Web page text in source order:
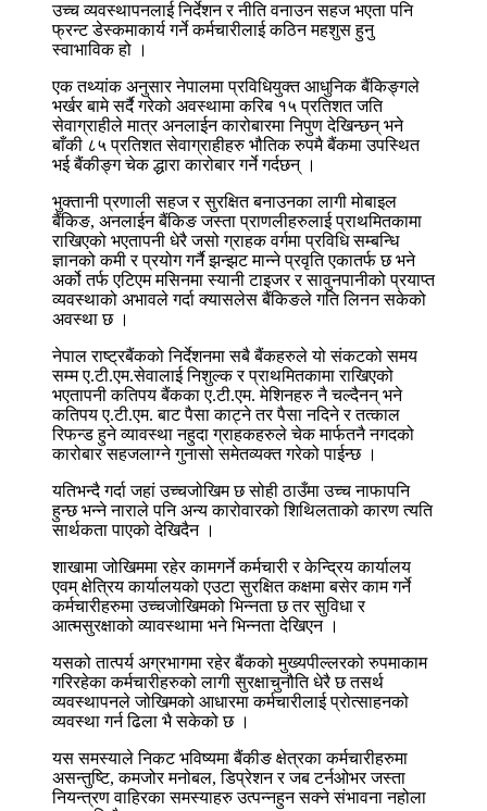
उच्च व्यवस्थापनलाई निर्देशन र नीति वनाउन सहज भएता पनि
फ्रन्ट डेस्कमाकार्य गर्ने कर्मचारीलाई कठिन महशुस हुनु
स्वाभाविक हो ।
एक तथ्यांक अनुसार नेपालमा प्रविधियुक्त आधुनिक बैंकिङ्गले
भर्खर बामे सर्दै गरेको अवस्थामा करिब १५ प्रतिशत जति
सेवाग्राहीले मात्र अनलाईन कारोबारमा निपुण देखिन्छन् भने
बाँकी ८५ प्रतिशत सेवाग्राहीहरु भौतिक रुपमै बैंकमा उपस्थित
भई बैंकीङ्ग चेक द्धारा कारोबार गर्ने गर्दछन् ।
भुक्तानी प्रणाली सहज र सुरक्षित बनाउनका लागी मोबाइल
बैंकिङ, अनलाईन बैंकिङ जस्ता प्राणलीहरुलाई प्राथमितकामा
राखिएको भएतापनी धेरै जसो ग्राहक वर्गमा प्रविधि सम्बन्धि
ज्ञानको कमी र प्रयोग गर्नै झन्झट मान्ने प्रवृति एकातर्फ छ भने
अर्को तर्फ एटिएम मसिनमा स्यानी टाइजर र सावुनपानीको प्रयाप्त
व्यवस्थाको अभावले गर्दा क्यासलेस बैंकिङले गति लिनन सकेको
अवस्था छ ।
नेपाल राष्ट्रबैंकको निर्देशनमा सबै बैंकहरुले यो संकटको समय
सम्म ए.टी.एम.सेवालाई निशुल्क र प्राथमितकामा राखिएको
भएतापनी कतिपय बैंकका ए.टी.एम. मेशिनहरु नै चल्दैनन् भने
कतिपय ए.टी.एम. बाट पैसा काट्ने तर पैसा नदिने र तत्काल
रिफन्ड हुने व्यावस्था नहुदा ग्राहकहरुले चेक मार्फतनै नगदको
कारोबार सहजलाग्ने गुनासो समेतव्यक्त गरेको पाईन्छ ।
यतिभन्दै गर्दा जहां उच्चजोखिम छ सोही ठाउँमा उच्च नाफापनि
हुन्छ भन्ने नाराले पनि अन्य कारोवारको शिथिलताको कारण त्यति
सार्थकता पाएको देखिदैन ।
शाखामा जोखिममा रहेर कामगर्ने कर्मचारी र केन्द्रिय कार्यालय
एवम् क्षेत्रिय कार्यालयको एउटा सुरक्षित कक्षमा बसेर काम गर्ने
कर्मचारीहरुमा उच्चजोखिमको भिन्नता छ तर सुविधा र
आत्मसुरक्षाको व्यावस्थामा भने भिन्नता देखिएन ।
यसको तात्पर्य अग्रभागमा रहेर बैंकको मुख्यपील्लरको रुपमाकाम
गरिरहेका कर्मचारीहरुको लागी सुरक्षाचुनौति धेरै छ तसर्थ
व्यवस्थापनले जोखिमको आधारमा कर्मचारीलाई प्रोत्साहनको
व्यवस्था गर्न ढिला भै सकेको छ ।
यस समस्याले निकट भविष्यमा बैंकीङ क्षेत्रका कर्मचारीहरुमा
असन्तुष्टि, कमजोर मनोबल, डिप्रेशन र जब टर्नओभर जस्ता
नियन्त्रण वाहिरका समस्याहरु उत्पन्नहुन सक्ने संभावना नहोला